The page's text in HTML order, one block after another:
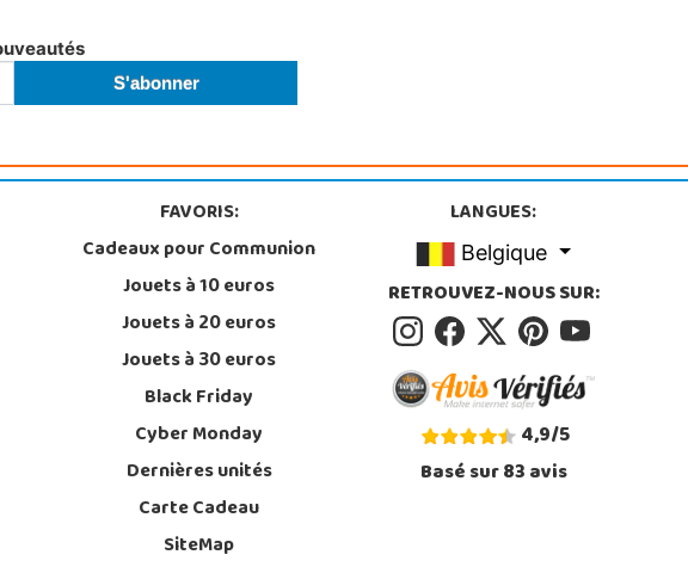
FAVORIS:
Cadeaux pour Communion
Jouets à 10 euros
Jouets à 20 euros
Jouets à 30 euros
Black Friday
Cyber Monday
Dernières unités
Carte Cadeau
SiteMap
LANGUES:
Belgique
RETROUVEZ-NOUS SUR:
4,9/5
Basé sur83avis